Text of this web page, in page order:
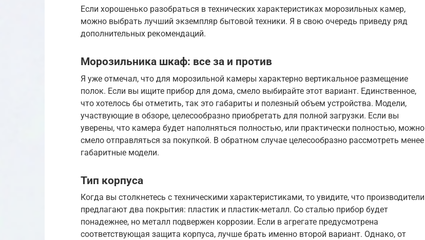
Если хорошенько разобраться в технических характеристиках морозильных камер,
можно выбрать лучший экземпляр бытовой техники. Я в свою очередь приведу ряд
дополнительных рекомендаций.
Морозильника шкаф: все за и против
Я уже отмечал, что для морозильной камеры характерно вертикальное размещение
полок. Если вы ищите прибор для дома, смело выбирайте этот вариант. Единственное,
что хотелось бы отметить, так это габариты и полезный объем устройства. Модели,
участвующие в обзоре, целесообразно приобретать для полной загрузки. Если вы
уверены, что камера будет наполняться полностью, или практически полностью, можно
смело отправляться за покупкой. В обратном случае целесообразно рассмотреть менее
габаритные модели.
Тип корпуса
Когда вы столкнетесь с техническими характеристиками, то увидите, что производители
предлагают два покрытия: пластик и пластик-металл. Со сталью прибор будет
понадежнее, но металл подвержен коррозии. Если в агрегате предусмотрена
соответствующая защита корпуса, лучше брать именно второй вариант. Однако, от